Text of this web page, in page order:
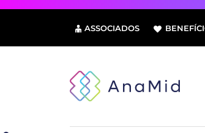
Pular
conteúdo
ASSOCIADOS